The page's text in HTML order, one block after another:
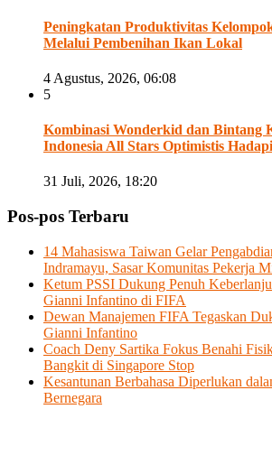
Peningkatan Produktivitas
Melalui Pembenihan Ikan Lokal
4 Agustus, 2026, 06:08
5
Kombinasi Wonderkid dan Bintang
Indonesia All Stars Optimistis
31 Juli, 2026, 18:20
Pos-pos Terbaru
14 Mahasiswa Taiwan Gelar
Indramayu, Sasar Komunitas Pekerja
Ketum PSSI Dukung Penuh
Gianni Infantino di FIFA
Dewan Manajemen FIFA Tegaskan
Gianni Infantino
Coach Deny Sartika Fokus Benahi
Bangkit di Singapore Stop
Kesantunan Berbahasa Diperlukan
Bernegara